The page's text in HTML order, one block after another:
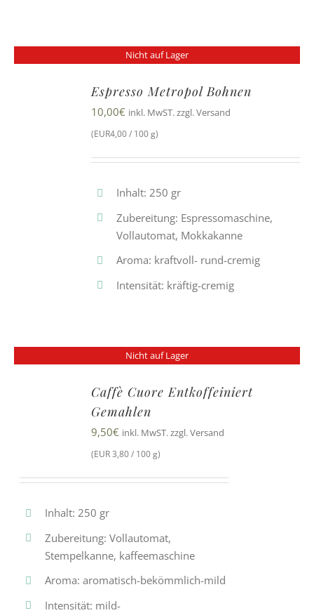
Nicht auf Lager
Espresso Metropol Bohnen
10,00€ inkl. MwST. zzgl. Versand
(EUR4,00 / 100 g)
Inhalt: 250 gr
Zubereitung: Espressomaschine,
Vollautomat, Mokkakanne
Aroma: kraftvoll- rund-cremig
Intensität: kräftig-cremig
Nicht auf Lager
Caffè Cuore Entkoffeiniert
Gemahlen
9,50€ inkl. MwST. zzgl. Versand
(EUR 3,80 / 100 g)
Inhalt: 250 gr
Zubereitung: Vollautomat,
Stempelkanne, kaffeemaschine
Aroma: aromatisch-bekömmlich-mild
Intensität: mild-